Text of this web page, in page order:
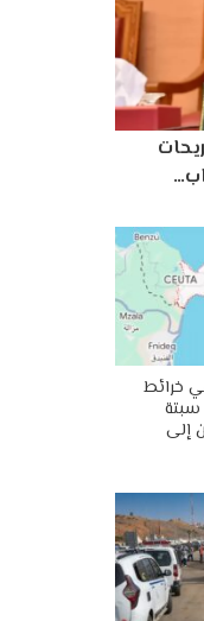
خرائط
إلى